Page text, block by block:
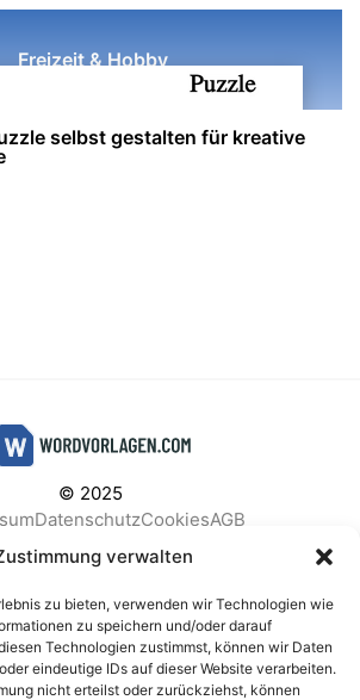
verwalten
zu bieten, verwenden wir Technologien wie
zu speichern und/oder darauf
Technologien zustimmst, können wir Daten
eindeutige IDs auf dieser Website verarbeiten.
nicht erteilst oder zurückziehst, können
Freizeit & Hobby
selbst gestalten für kreative
© 2025
DatenschutzCookiesAGB
Instagram
KATEGORIEN